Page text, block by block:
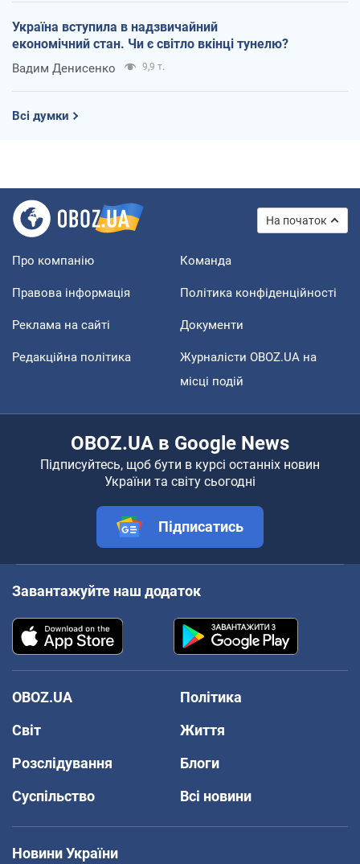
Україна вступила в надзвичайний
економічний стан. Чи є світло вкінці тунелю?
Вадим Денисенко 9,9 т.
Всі думки
На початок
Про компанію Команда
Правова інформація Політика конфіденційності
Реклама на сайті Документи
Редакційна політика
Журналісти OBOZ.UA на
місці подій
OBOZ.UA в Google News
Підписуйтесь, щоб бути в курсі останніх новин
України та світу сьогодні
Підписатись
Завантажуйте наш додаток
OBOZ.UA
Політика
Світ
Життя
Розслідування
Блоги
Суспільство
Всі новини
Новини України